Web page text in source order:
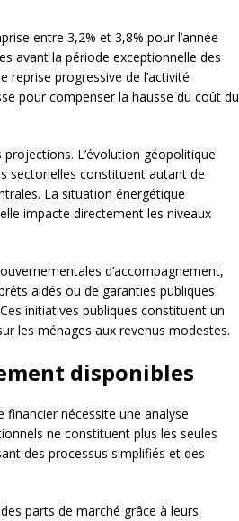
entre 3,2% et 3,8% pour l’année
avant la période exceptionnelle des
reprise progressive de l’activité
pour compenser la hausse du coût du
L’évolution géopolitique
sectorielles constituent autant de
La situation énergétique
impacte directement les niveaux
d’accompagnement,
aidés ou de garanties publiques
initiatives publiques constituent un
les ménages aux revenus modestes.
disponibles
nécessite une analyse
ne constituent plus les seules
des processus simplifiés et des
parts de marché grâce à leurs